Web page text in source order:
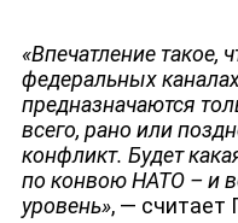
«Впечатление такое,
федеральных
предназначаются
всего, рано или
конфликт. Будет
по конвою НАТО – и
уровень», — считает